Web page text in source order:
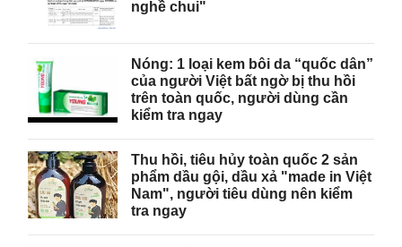
nghề chui"
Nóng: 1 loại kem bôi da “quốc dân”
của người Việt bất ngờ bị thu hồi
trên toàn quốc, người dùng cần
kiểm tra ngay
Thu hồi, tiêu hủy toàn quốc 2 sản
phẩm dầu gội, dầu xả "made in Việt
Nam", người tiêu dùng nên kiểm
tra ngay